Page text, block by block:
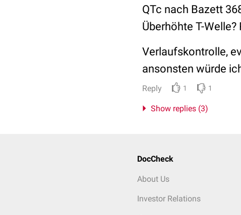
QTc nach Bazett
Überhöhte T-
Verlaufskontrolle,
ansonsten würde
Reply 1 1
Show replies (3)
DocCheck
About Us
Investor Relations